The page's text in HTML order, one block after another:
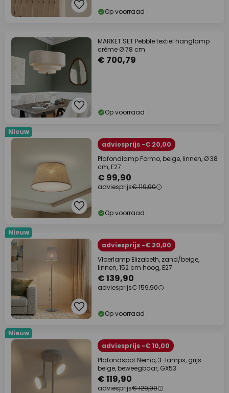
Op voorraad
MARKET SET Pebble textiel hanglamp
crème Ø 78 cm
€ 700,79
Op voorraad
Nieuw
adviesprijs -€ 20,00
Plafondlamp Formo, beige, linnen, Ø 38
cm, E27
€ 99,90
adviesprijs€ 119,90
Op voorraad
Nieuw
adviesprijs -€ 20,00
Vloerlamp Elizabeth, zand/beige,
linnen, 152 cm hoog, E27
€ 139,90
adviesprijs€ 159,90
Op voorraad
Nieuw
adviesprijs -€ 10,00
Plafondspot Nemo, 3-lamps, grijs-
beige, beweegbaar, GX53
€ 119,90
adviesprijs€ 129,90